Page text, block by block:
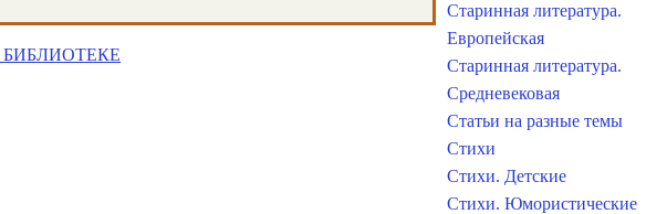
Старинная литература.
Европейская
Старинная литература.
Средневековая
Статьи на разные темы
Стихи
Стихи. Детские
Стихи. Юмористические